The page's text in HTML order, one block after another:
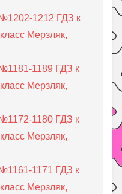
1212 ГДЗ к
Мерзляк,
1189 ГДЗ к
Мерзляк,
1180 ГДЗ к
Мерзляк,
1171 ГДЗ к
Мерзляк,